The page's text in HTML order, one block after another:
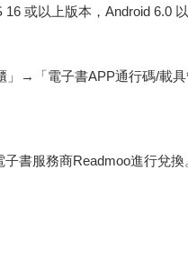
或以上版本，Android 6.0
→「電子書APP通行碼/載
書服務商Readmoo進行兌換